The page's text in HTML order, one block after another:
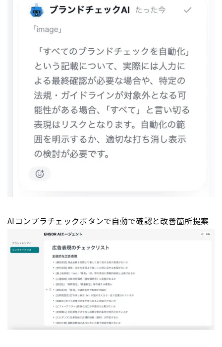
AIコンプラチェックボタンで自動で確認と改善箇所提案